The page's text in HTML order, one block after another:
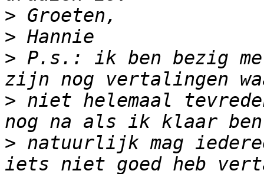
>
>
> P.s.: ik ben bezig
> niet helemaal
> natuurlijk mag